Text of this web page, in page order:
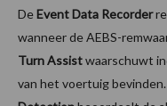
DeEvent Data Recorder
wanneer de AEBS-
Turn Assistwaarschuwt
van het voertuig